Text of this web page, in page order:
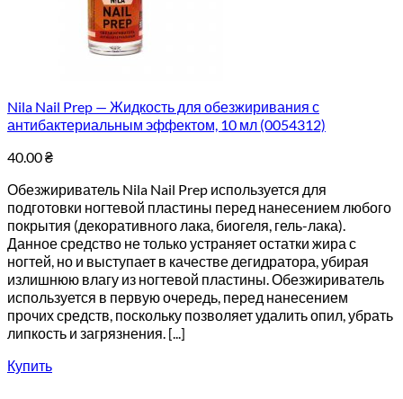
Nila Nail Prep — Жидкость для обезжиривания с
антибактериальным эффектом, 10 мл (0054312)
40.00₴
Обезжириватель Nila Nail Prep используется для
подготовки ногтевой пластины перед нанесением любого
покрытия (декоративного лака, биогеля, гель-лака).
Данное средство не только устраняет остатки жира с
ногтей, но и выступает в качестве дегидратора, убирая
излишнюю влагу из ногтевой пластины. Обезжириватель
используется в первую очередь, перед нанесением
прочих средств, поскольку позволяет удалить опил, убрать
липкость и загрязнения. [...]
Купить